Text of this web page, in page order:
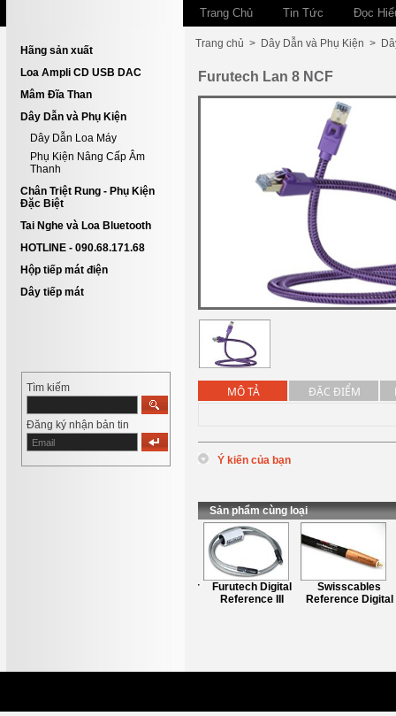
Trang Chủ Tin Tức Đọc
Hãng sản xuất
Loa Ampli CD USB DAC
Mâm Đĩa Than
Dây Dẫn và Phụ Kiện
Dây Dẫn Loa Máy
Phụ Kiện Nâng Cấp Âm
Thanh
Chân Triệt Rung - Phụ Kiện
Đặc Biệt
Tai Nghe và Loa Bluetooth
HOTLINE - 090.68.171.68
Hộp tiếp mát điện
Dây tiếp mát
Tìm kiếm
Đăng ký nhận bản tin
Trang chủ > Dây Dẫn và Phụ Kiện >
Furutech Lan 8 NCF
MÔ TẢ ĐẶC ĐIỂM
Ý kiến của bạn
* Nội dung:
Sản phẩm cùng loại
Furutech Digital
Reference III
Swisscables
Reference Digital